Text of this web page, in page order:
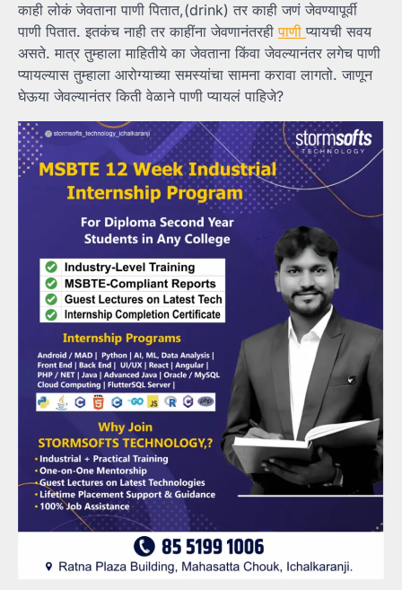
काही लोकं जेवताना पाणी पितात,(drink) तर काही जणं जेवण्यापूर्वी
पाणी पितात. इतकंच नाही तर काहींना जेवणानंतरहीपाणी प्यायची सवय
असते. मात्र तुम्हाला माहितीये का जेवताना किंवा जेवल्यानंतर लगेच पाणी
प्यायल्यास तुम्हाला आरोग्याच्या समस्यांचा सामना करावा लागतो. जाणून
घेऊया जेवल्यानंतर किती वेळाने पाणी प्यायलं पाहिजे?